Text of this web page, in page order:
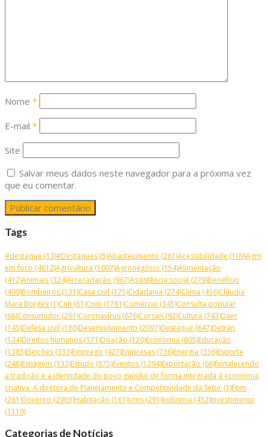
Nome *
E-mail *
Site
Salvar meus dados neste navegador para a próxima vez
que eu comentar.
Tags
#destaque (13)#Destaques (5)Abastecimento (261)Acessibilidade (109)Agm
em foco (4612)Agricultura (1007)Agronegócio (154)Alimentação
(412)Animais (324)Arrecadação (967)Assistência social (279)Benefício
(499)Bombeiros (131)Casa civil (175)Cidadania (274)Clima (456)Cláudia
Mara Borges (1)Cnh (61)Cnm (1781)Comércio (345)Consulta popular
(68)Consumidor (261)Coronavírus (676)Corsan (92)Cultura (743)Daer
(145)Defesa civil (180)Desenvolvimento (2097)Destaque (647)Detran
(124)Direitos humanos (171)Doação (120)Economia (805)Educação
(1385)Eleições (333)Emprego (427)Empresas (736)Energia (336)Esporte
(248)Estiagem (132)Estudo (875)Eventos (1294)Exportação (66)fortalecendo
a tradição e a identidade do povo gaúcho de forma integrada à economia
criativa. A diretora de Planejamento e Competitividade da Setur (1)Fpm
(261)Governo (2903)Habitação (161)Icms (291)Indústria (452)Investimento
(1119)
Categorias de Notícias